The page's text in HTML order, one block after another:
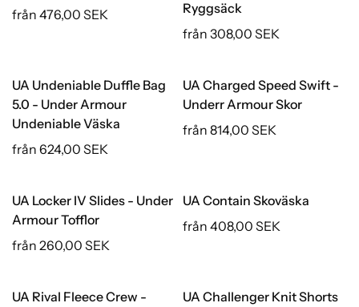
från 476,00 SEK
Ryggsäck
från 308,00 SEK
UA Undeniable Duffle Bag
5.0 - Under Armour
Undeniable Väska
från 624,00 SEK
UA Charged Speed Swift -
Underr Armour Skor
från 814,00 SEK
UA Locker IV Slides - Under
Armour Tofflor
från 260,00 SEK
UA Contain Skoväska
från 408,00 SEK
UA Rival Fleece Crew -
UA Challenger Knit Shorts